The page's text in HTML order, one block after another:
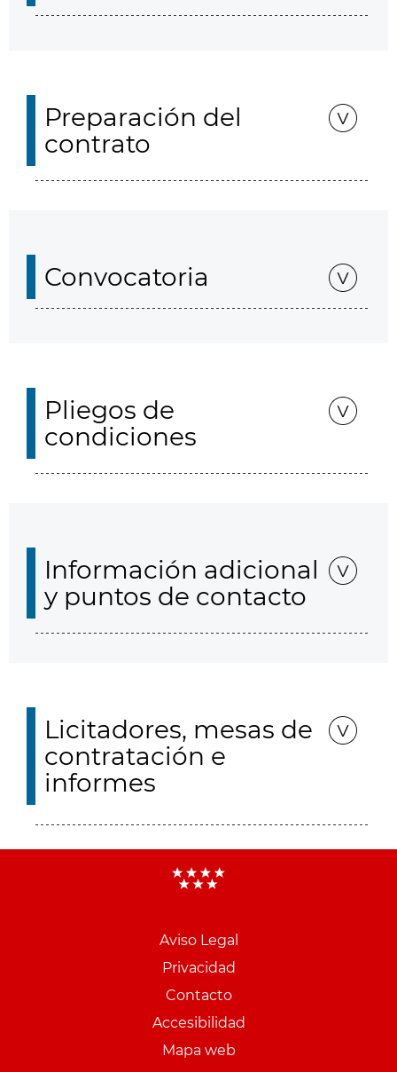
Preparación del
contrato
Convocatoria
Pliegos de
condiciones
Información adicional
y puntos de contacto
Licitadores, mesas de
contratación e
informes
Aviso Legal
Privacidad
Contacto
Accesibilidad
Mapa web